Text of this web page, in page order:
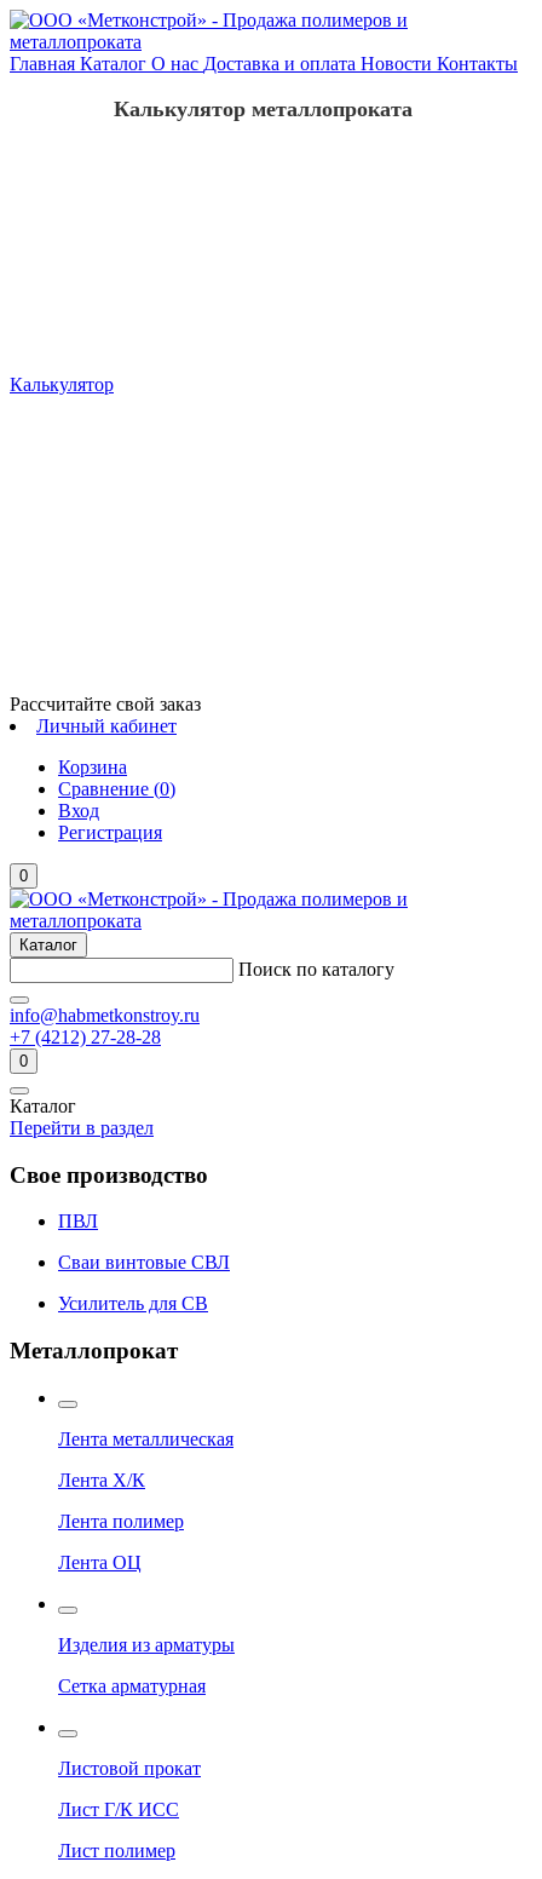
Главная Каталог О нас Доставка и оплата Новости Контакты
Калькулятор
Калькулятор металлопроката
Рассчитайте свой заказ
Личный кабинет
Корзина
Сравнение (0)
Вход
Регистрация
0
Каталог
Поиск по каталогу
info@habmetkonstroy.ru
+7 (4212) 27-28-28
0
Каталог
Перейти в раздел
Свое производство
ПВЛ
Сваи винтовые СВЛ
Усилитель для СВ
Металлопрокат
Лента металлическая
Лента Х/К
Лента полимер
Лента ОЦ
Изделия из арматуры
Сетка арматурная
Листовой прокат
Лист Г/К ИСС
Лист полимер